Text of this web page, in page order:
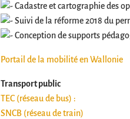
Cadastre et cartographie des
Suivi de la réforme 2018 du
Conception de supports
Portail de la mobilité en Wallonie
Transport public
TEC (réseau de bus) :
SNCB (réseau de train)